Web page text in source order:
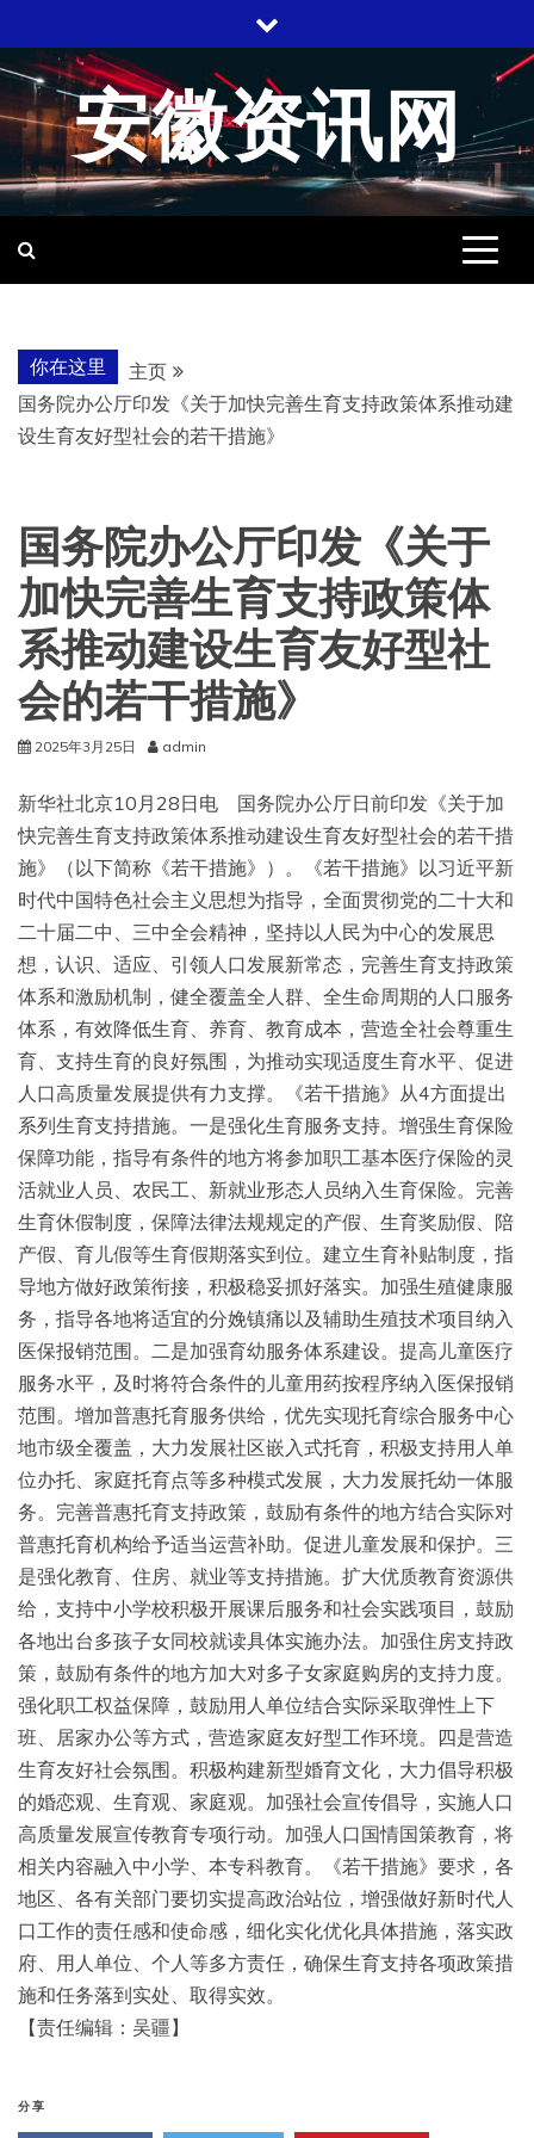
至
内
容
安徽资讯网
你在这里
主页
国务院办公厅印发《关于加快完善生育支持政策体系推动建
设生育友好型社会的若干措施》
国务院办公厅印发《关于
加快完善生育支持政策体
系推动建设生育友好型社
会的若干措施》
2025年3月25日 admin
新华社北京10月28日电 国务院办公厅日前印发《关于加
快完善生育支持政策体系推动建设生育友好型社会的若干措
施》（以下简称《若干措施》）。《若干措施》以习近平新
时代中国特色社会主义思想为指导，全面贯彻党的二十大和
二十届二中、三中全会精神，坚持以人民为中心的发展思
想，认识、适应、引领人口发展新常态，完善生育支持政策
体系和激励机制，健全覆盖全人群、全生命周期的人口服务
体系，有效降低生育、养育、教育成本，营造全社会尊重生
育、支持生育的良好氛围，为推动实现适度生育水平、促进
人口高质量发展提供有力支撑。《若干措施》从4方面提出
系列生育支持措施。一是强化生育服务支持。增强生育保险
保障功能，指导有条件的地方将参加职工基本医疗保险的灵
活就业人员、农民工、新就业形态人员纳入生育保险。完善
生育休假制度，保障法律法规规定的产假、生育奖励假、陪
产假、育儿假等生育假期落实到位。建立生育补贴制度，指
导地方做好政策衔接，积极稳妥抓好落实。加强生殖健康服
务，指导各地将适宜的分娩镇痛以及辅助生殖技术项目纳入
医保报销范围。二是加强育幼服务体系建设。提高儿童医疗
服务水平，及时将符合条件的儿童用药按程序纳入医保报销
范围。增加普惠托育服务供给，优先实现托育综合服务中心
地市级全覆盖，大力发展社区嵌入式托育，积极支持用人单
位办托、家庭托育点等多种模式发展，大力发展托幼一体服
务。完善普惠托育支持政策，鼓励有条件的地方结合实际对
普惠托育机构给予适当运营补助。促进儿童发展和保护。三
是强化教育、住房、就业等支持措施。扩大优质教育资源供
给，支持中小学校积极开展课后服务和社会实践项目，鼓励
各地出台多孩子女同校就读具体实施办法。加强住房支持政
策，鼓励有条件的地方加大对多子女家庭购房的支持力度。
强化职工权益保障，鼓励用人单位结合实际采取弹性上下
班、居家办公等方式，营造家庭友好型工作环境。四是营造
生育友好社会氛围。积极构建新型婚育文化，大力倡导积极
的婚恋观、生育观、家庭观。加强社会宣传倡导，实施人口
高质量发展宣传教育专项行动。加强人口国情国策教育，将
相关内容融入中小学、本专科教育。《若干措施》要求，各
地区、各有关部门要切实提高政治站位，增强做好新时代人
口工作的责任感和使命感，细化实化优化具体措施，落实政
府、用人单位、个人等多方责任，确保生育支持各项政策措
施和任务落到实处、取得实效。
【责任编辑：吴疆】
分享